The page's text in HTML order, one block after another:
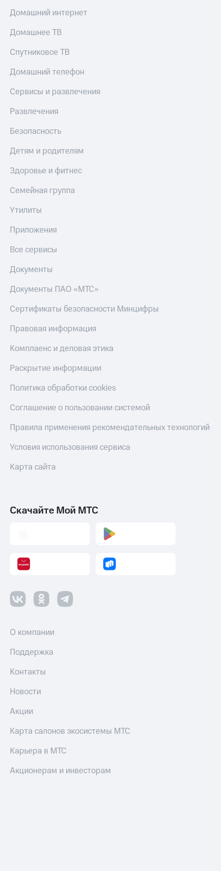
Домашний интернет
Домашнее ТВ
Спутниковое ТВ
Домашний телефон
Сервисы и развлечения
Развлечения
Безопасность
Детям и родителям
Здоровье и фитнес
Семейная группа
Утилиты
Приложения
Все сервисы
Документы
Документы ПАО «МТС»
Сертификаты безопасности Минцифры
Правовая информация
Комплаенс и деловая этика
Раскрытие информации
Политика обработки cookies
Соглашение о пользовании системой
Правила применения рекомендательных технологий
Условия использования сервиса
Карта сайта
Скачайте Мой МТС
О компании
Поддержка
Контакты
Новости
Акции
Карта салонов экосистемы МТС
Карьера в МТС
Акционерам и инвесторам